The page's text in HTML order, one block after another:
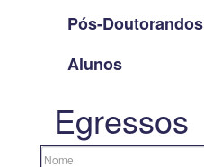
Pós-Doutorandos
Alunos
Egressos